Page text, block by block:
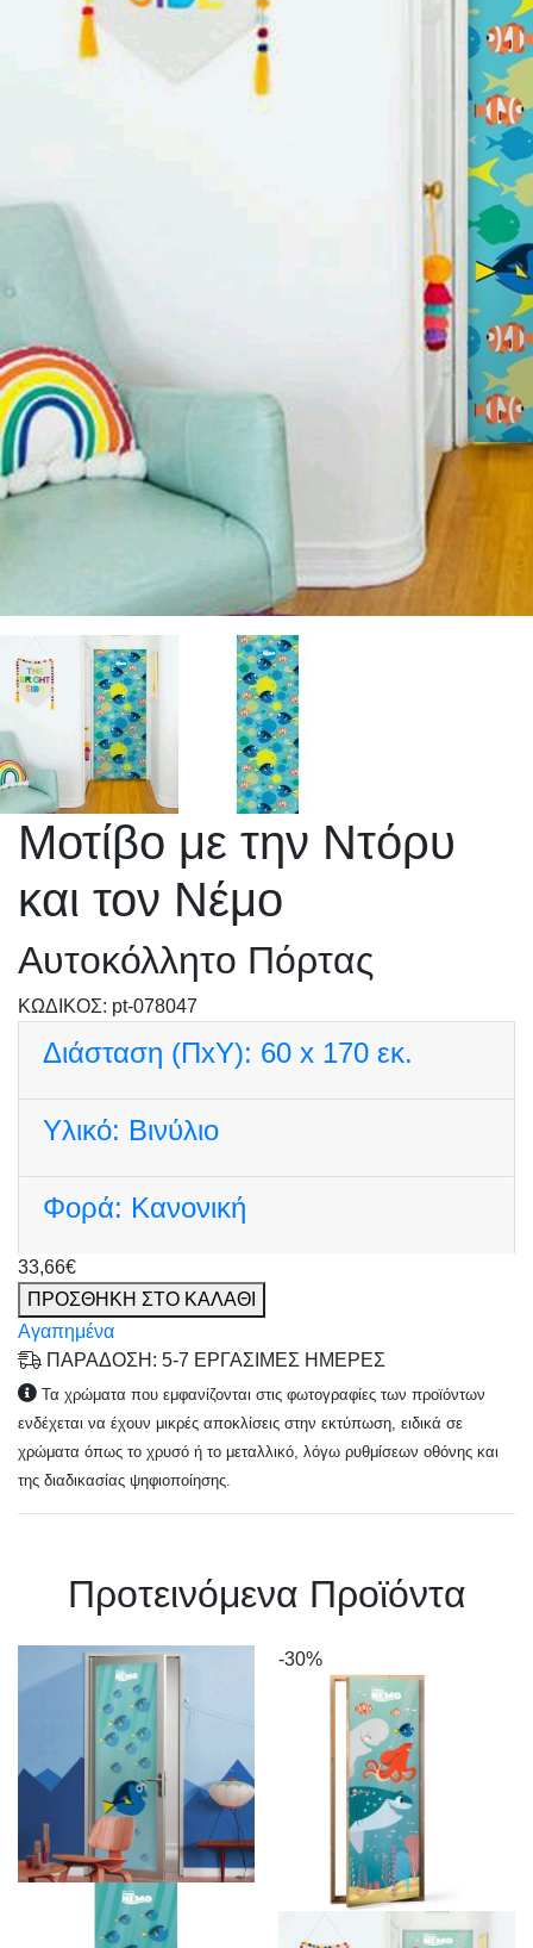
Μοτίβο με την Ντόρυ
και τον Νέμο
Αυτοκόλλητο Πόρτας
KΩΔΙΚΟΣ: pt-078047
Διάσταση (ΠxΥ): 60 x 170 εκ.
Υλικό: Βινύλιο
Φορά: Κανονική
33,66€
ΠΡΟΣΘΗΚΗ ΣΤΟ ΚΑΛΑΘΙ
Αγαπημένα
ΠΑΡΑΔΟΣΗ: 5-7 ΕΡΓΑΣΙΜΕΣ ΗΜΕΡΕΣ
Τα χρώματα που εμφανίζονται στις φωτογραφίες των προϊόντων
ενδέχεται να έχουν μικρές αποκλίσεις στην εκτύπωση, ειδικά σε
χρώματα όπως το χρυσό ή το μεταλλικό, λόγω ρυθμίσεων οθόνης και
της διαδικασίας ψηφιοποίησης.
Πρoτεινόμενα Προϊόντα
-30%